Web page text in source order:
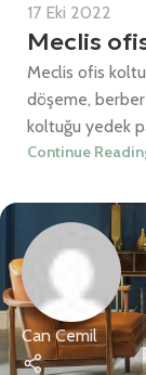
17 Eki 2022
Meclis
Meclis ofis
döşeme,
koltuğu yedek
Continue
Can Cemil